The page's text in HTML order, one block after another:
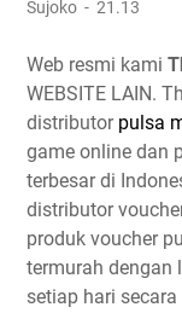
Sujoko 21.13
Web resmi kami
WEBSITE LAIN.
distributor pulsa
game online dan
terbesar di
distributor
produk voucher
termurah dengan
setiap hari